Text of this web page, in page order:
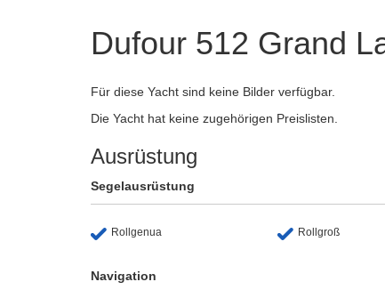
Dufour 512 Grand
Für diese Yacht sind keine Bilder verfügbar.
Die Yacht hat keine zugehörigen Preislisten.
Ausrüstung
Segelausrüstung
Rollgenua Rollgroß
Navigation